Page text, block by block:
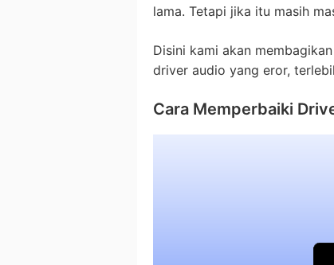
lama. Tetapi jika itu masih
Disini kami akan
driver audio yang eror,
Cara Memperbaiki